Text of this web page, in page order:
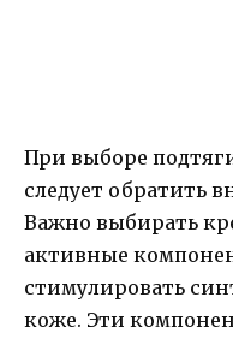
При выборе
следует обратить
Важно выбирать
активные
стимулировать
коже. Эти